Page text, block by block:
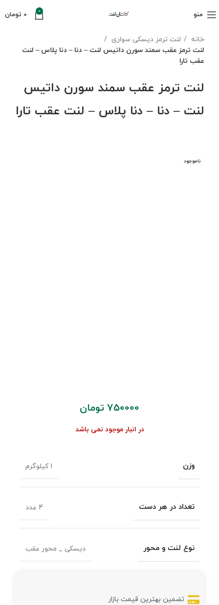
منو 0
0 تومان
خانه
لنت ترمز دیسکی سواری
لنت ترمز عقب سمند سورن داتیس لنت – دنا – دنا پلاس – لنت
عقب تارا
لنت ترمز عقب سمند سورن داتیس
لنت – دنا – دنا پلاس – لنت عقب تارا
ناموجود
750000 تومان
در انبار موجود نمی باشد
وزن 1 کیلوگرم
تعداد در هر دست 4 عدد
نوع لنت و محور دیسکی _ محور عقب
تضمین بهترین قیمت بازار